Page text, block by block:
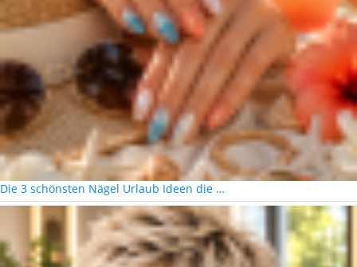
Die 3 schönsten Nägel Urlaub Ideen die …